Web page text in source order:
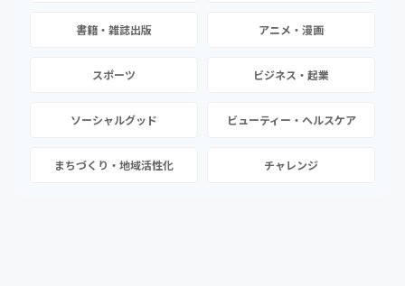
書籍・雑誌出版 アニメ・漫画
スポーツ ビジネス・起業
ソーシャルグッド ビューティー・ヘルスケア
まちづくり・地域活性化 チャレンジ